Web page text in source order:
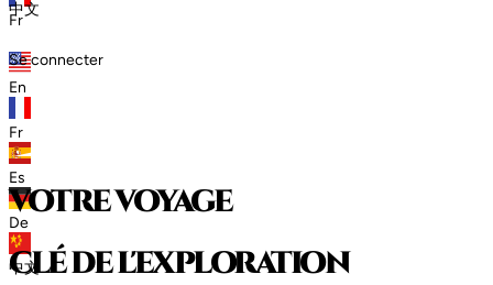
Fr
En
Fr
Es
De
中文
中文
Se connecter
votre voyage
clé de l'exploration